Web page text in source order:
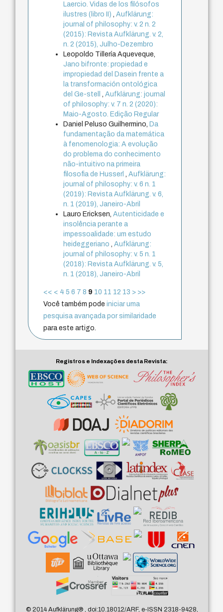
Laercio. Vidas de los filósofos
ilustres (libro II),Aufklärung:
journal of philosophy: v. 2 n. 2
(2015): Revista Aufklärung. v. 2,
n. 2 (2015), Julho-Dezembro
Leopoldo Tillería Aqueveque,
Jano bifronte: propiedad e
impropiedad del Dasein frente a
la transformación ontológica
del Ge-stell,Aufklärung: journal
of philosophy: v. 7 n. 2 (2020):
Maio-Agosto. Edição Regular
Daniel Peluso Guilhermino, Da
fundamentação da matemática
à fenomenologia: A evolução
do problema do conhecimento
não-intuitivo na primeira
filosofia de Husserl,Aufklärung:
journal of philosophy: v. 6 n. 1
(2019): Revista Aufklärung. v. 6,
n. 1 (2019), Janeiro-Abril
Lauro Ericksen,Autenticidade e
insolência perante a
impessoalidade: um estudo
heideggeriano,Aufklärung:
journal of philosophy: v. 5 n. 1
(2018): Revista Aufklärung. v. 5,
n. 1 (2018), Janeiro-Abril
<< < 4 5 6 7 8 9 10 11 12 13 > >>
Você também podeiniciar uma
pesquisa avançada por similaridade
para este artigo.
Registros e Indexações desta Revista:
© 2014 Aufklärung®, doi:10.18012/ARF, e-ISSN 2318-9428,